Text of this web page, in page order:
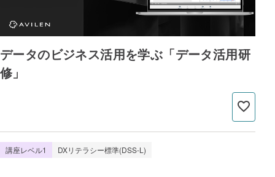
データのビジネス活用を学ぶ「データ活用研
修」
講座レベル1 DXリテラシー標準(DSS-L)